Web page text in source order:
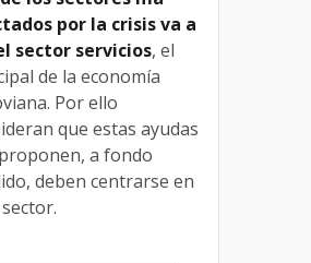
por la crisis va a
sector servicios, el
de la economía
Por ello
que estas ayudas
a fondo
deben centrarse en